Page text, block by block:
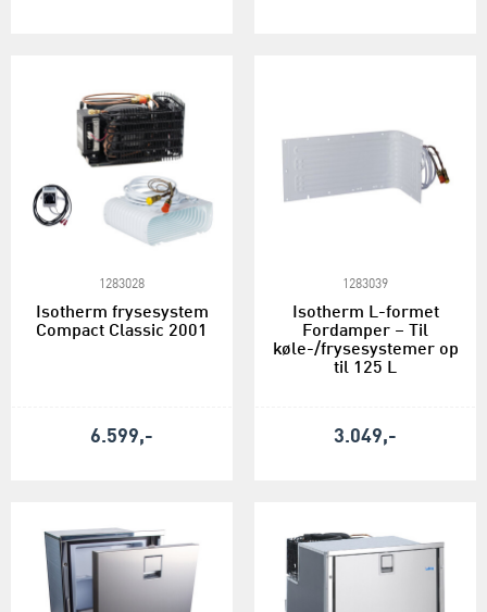
1283028
Isotherm frysesystem
Compact Classic 2001
6.599,-
1283039
Isotherm L-formet
Fordamper – Til
køle-/frysesystemer op
til 125 L
3.049,-